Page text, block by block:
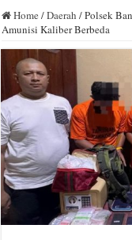
Home /Daerah /Polsek
Amunisi Kaliber Berbeda